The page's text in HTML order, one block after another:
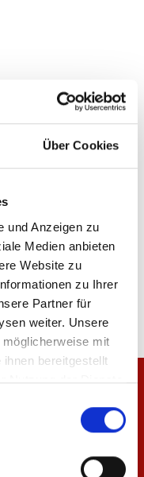
Über Cookies
und Anzeigen zu
Medien anbieten
Website zu
zu Ihrer
Partner für
weiter. Unsere
mit
bereitgestellt
Nutzung der Dienste